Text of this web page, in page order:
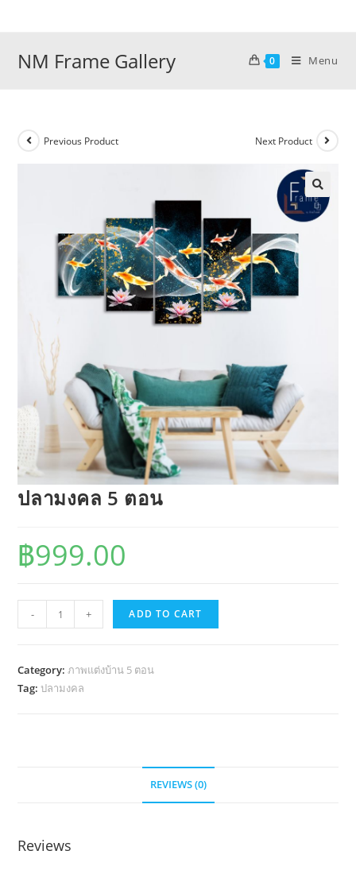
NM Frame Gallery 0 Menu
Previous Product Next Product
ปลามงคล 5 ตอน
฿999.00
มงคล
ตอน
quantity
- + ADD TO CART
Category:ภาพแต่งบ้าน 5 ตอน
Tag:ปลามงคล
REVIEWS (0)
Reviews